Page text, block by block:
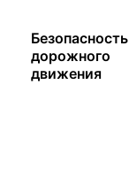
Безопасность
дорожного
движения